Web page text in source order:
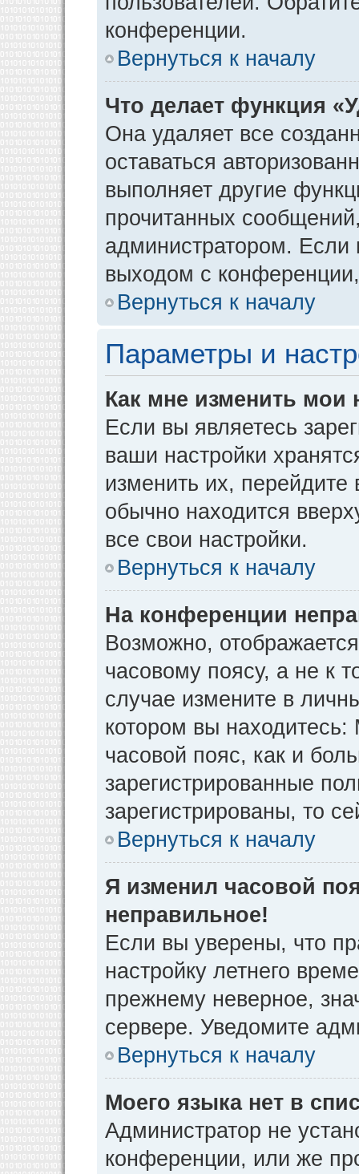
конференции.
Вернуться к началу
Что делает функция
Она удаляет все
оставаться
выполняет другие
прочитанных
администратором. Если
выходом с
Вернуться к началу
Параметры и
Как мне изменить мои
Если вы являетесь
ваши настройки
изменить их, перейдите
обычно находится
все свои настройки.
Вернуться к началу
На конференции
Возможно,
часовому поясу, а не к
случае измените в
котором вы находитесь:
часовой пояс, как и
зарегистрированные
зарегистрированы, то
Вернуться к началу
Я изменил часовой
неправильное!
Если вы уверены, что
настройку летнего
прежнему неверное,
сервере. Уведомите
Вернуться к началу
Моего языка нет в
Администратор не
конференции, или же